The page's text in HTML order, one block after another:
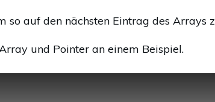
so auf den nächsten Eintrag des Arrays
und Pointer an einem Beispiel.